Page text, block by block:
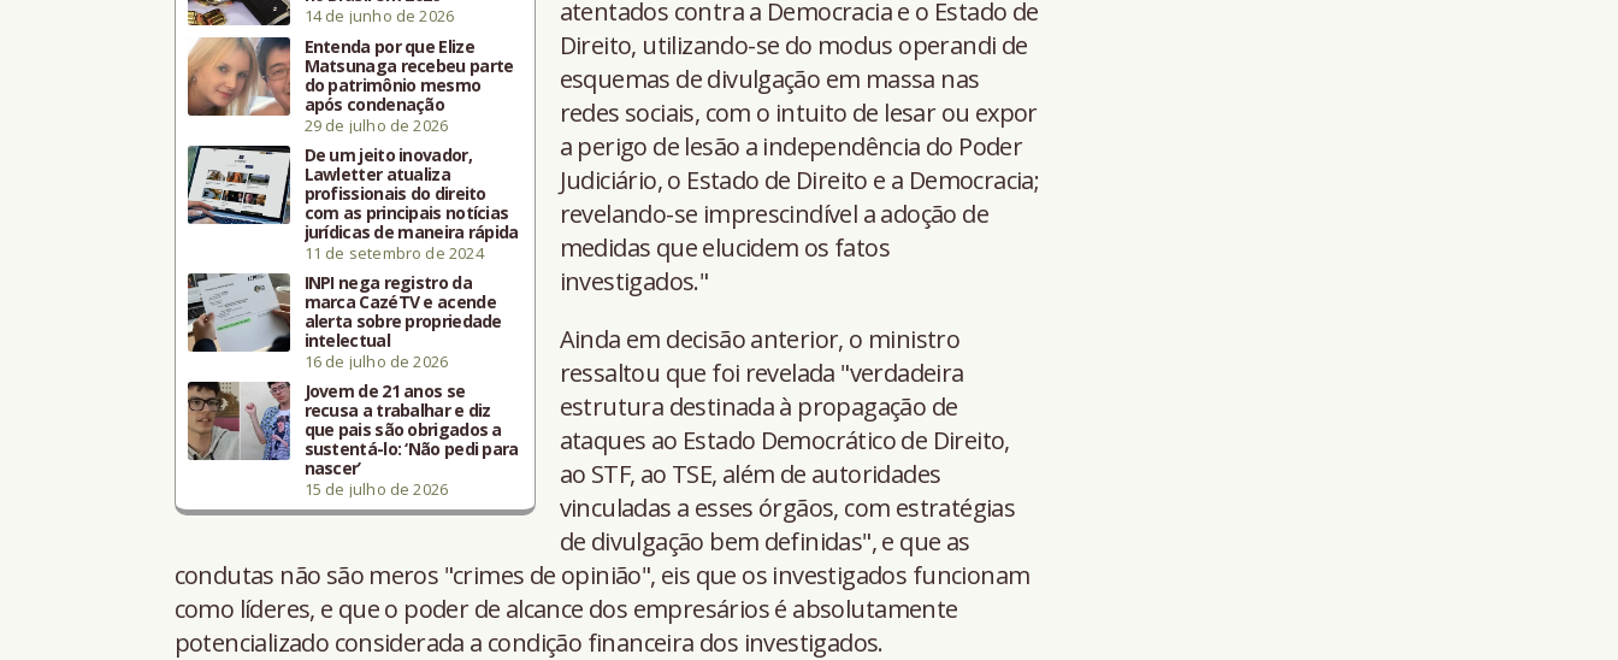
14 de junho de 2026
Entenda por que Elize
Matsunaga recebeu parte
do patrimônio mesmo
após condenação
29 de julho de 2026
De um jeito inovador,
Lawletter atualiza
profissionais do direito
com as principais notícias
jurídicas de maneira rápida
11 de setembro de 2024
INPI nega registro da
marca CazéTV e acende
alerta sobre propriedade
intelectual
16 de julho de 2026
Jovem de 21 anos se
recusa a trabalhar e diz
que pais são obrigados a
sustentá-lo: ‘Não pedi para
nascer’
15 de julho de 2026
atentados contra a Democracia e o Estado de
Direito, utilizando-se do modus operandi de
esquemas de divulgação em massa nas
redes sociais, com o intuito de lesar ou expor
a perigo de lesão a independência do Poder
Judiciário, o Estado de Direito e a Democracia;
revelando-se imprescindível a adoção de
medidas que elucidem os fatos
investigados."
Ainda em decisão anterior, o ministro
ressaltou que foi revelada "verdadeira
estrutura destinada à propagação de
ataques ao Estado Democrático de Direito,
ao STF, ao TSE, além de autoridades
vinculadas a esses órgãos, com estratégias
de divulgação bem definidas", e que as
condutas não são meros "crimes de opinião", eis que os investigados funcionam
como líderes, e que o poder de alcance dos empresários é absolutamente
potencializado considerada a condição financeira dos investigados.